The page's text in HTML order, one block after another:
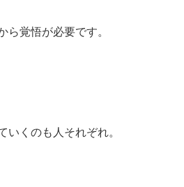
ら覚悟が必要です。
いくのも人それぞれ。